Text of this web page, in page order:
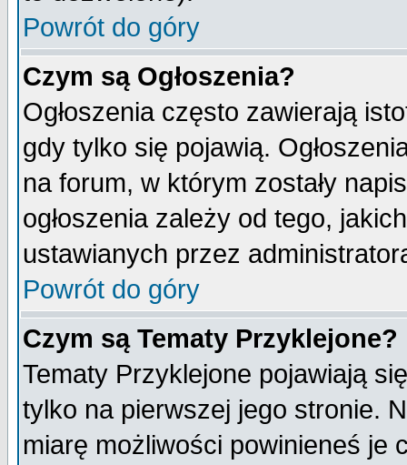
Powrót do góry
Czym są Ogłoszenia?
Ogłoszenia często zawierają
gdy tylko się pojawią.
na forum, w którym zostały
ogłoszenia zależy od tego,
ustawianych przez
Powrót do góry
Czym są Tematy Przyklejone?
Tematy Przyklejone pojawiają
tylko na pierwszej jego stronie.
miarę możliwości powinieneś je